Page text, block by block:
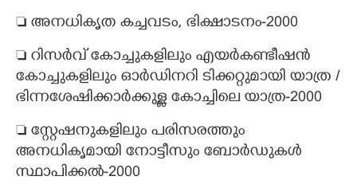
 അനധികൃത കച്ചവടം, ഭിക്ഷാടനം-2000
 റിസർവ് കോച്ചുകളിലും എയർകണ്ടീഷൻ
കോച്ചുകളിലും ഓർഡിനറി ടിക്കറ്റുമായി യാത്ര /
ഭിന്നശേഷിക്കാർക്കുള്ള കോച്ചിലെ യാത്ര-2000
 സ്റ്റേഷനുകളിലും പരിസരത്തും
അനധികൃമായി നോട്ടീസും ബോ‌‌‌ർഡുകൾ
സ്ഥാപിക്കൽ-2000